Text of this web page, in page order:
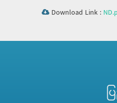
Download Link :